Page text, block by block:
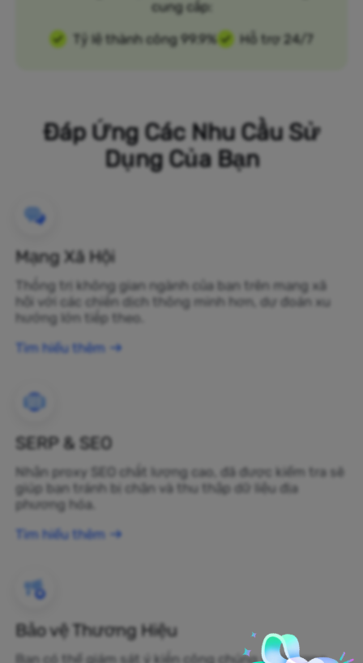
cung cấp:
Tỷ lệ thành công 99.9%
Hỗ trợ 24/7
Đáp Ứng Các Nhu Cầu Sử
Dụng Của Bạn
Mạng Xã Hội
Thống trị không gian ngành của bạn trên mạng xã
hội với các chiến dịch thông minh hơn, dự đoán xu
hướng lớn tiếp theo.
Tìm hiểu thêm
SERP & SEO
Nhận proxy SEO chất lượng cao, đã được kiểm tra sẽ
giúp bạn tránh bị chặn và thu thập dữ liệu địa
phương hóa.
Tìm hiểu thêm
Bảo vệ Thương Hiệu
Bạn có thể giám sát ý kiến công chúng về thương